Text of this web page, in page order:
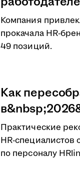
Компания
прокачала HR-
49 позиций.
Как
Практические
HR-специалистов
по персоналу